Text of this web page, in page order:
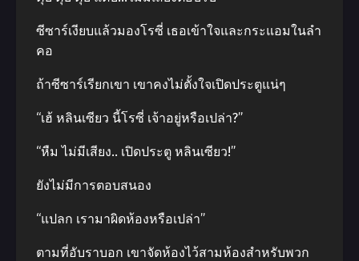
ซีซาร์เงียบแล้วมองโรซี่ เธอเข้าใจและกระแอมในลํา
คอ
ถ้าซีซาร์เรียกเขา เขาคงไม่ตั้งใจเปิดประตูแน่ๆ
“เฮ้ หลินเซียว นี้โรซี่ เจ้าอยู่หรือเปล่า?”
“หืม ไม่มีเสียง.. เปิดประตู หลินเซียว!”
ยังไม่มีการตอบสนอง
“แปลก เรามาผิดห้องหรือเปล่า”
ตามที่อับราบอก เขาจัดห้องไว้สามห้องสําหรับพวก